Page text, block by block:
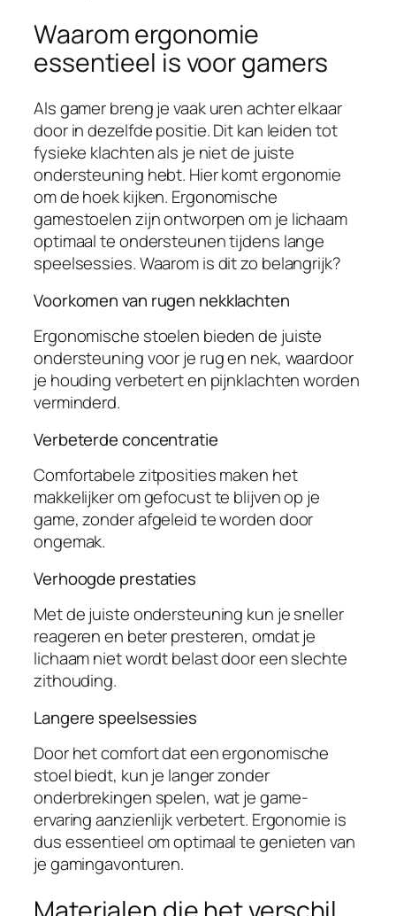
Waarom ergonomie
essentieel is voor gamers
Als gamer breng je vaak uren achter elkaar
door in dezelfde positie. Dit kan leiden tot
fysieke klachten als je niet de juiste
ondersteuning hebt. Hier komt ergonomie
om de hoek kijken. Ergonomische
gamestoelen zijn ontworpen om je lichaam
optimaal te ondersteunen tijdens lange
speelsessies. Waarom is dit zo belangrijk?
Voorkomen van rugen nekklachten
Ergonomische stoelen bieden de juiste
ondersteuning voor je rug en nek, waardoor
je houding verbetert en pijnklachten worden
verminderd.
Verbeterde concentratie
Comfortabele zitposities maken het
makkelijker om gefocust te blijven op je
game, zonder afgeleid te worden door
ongemak.
Verhoogde prestaties
Met de juiste ondersteuning kun je sneller
reageren en beter presteren, omdat je
lichaam niet wordt belast door een slechte
zithouding.
Langere speelsessies
Door het comfort dat een ergonomische
stoel biedt, kun je langer zonder
onderbrekingen spelen, wat je game-
ervaring aanzienlijk verbetert. Ergonomie is
dus essentieel om optimaal te genieten van
je gamingavonturen.